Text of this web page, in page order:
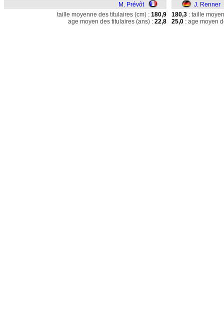
M. Prévôt
J. Renner
taille moyenne des titulaires (cm) : 180,9
age moyen des titulaires (ans) : 22,8
180,3 : taille
25,0 : age moyen